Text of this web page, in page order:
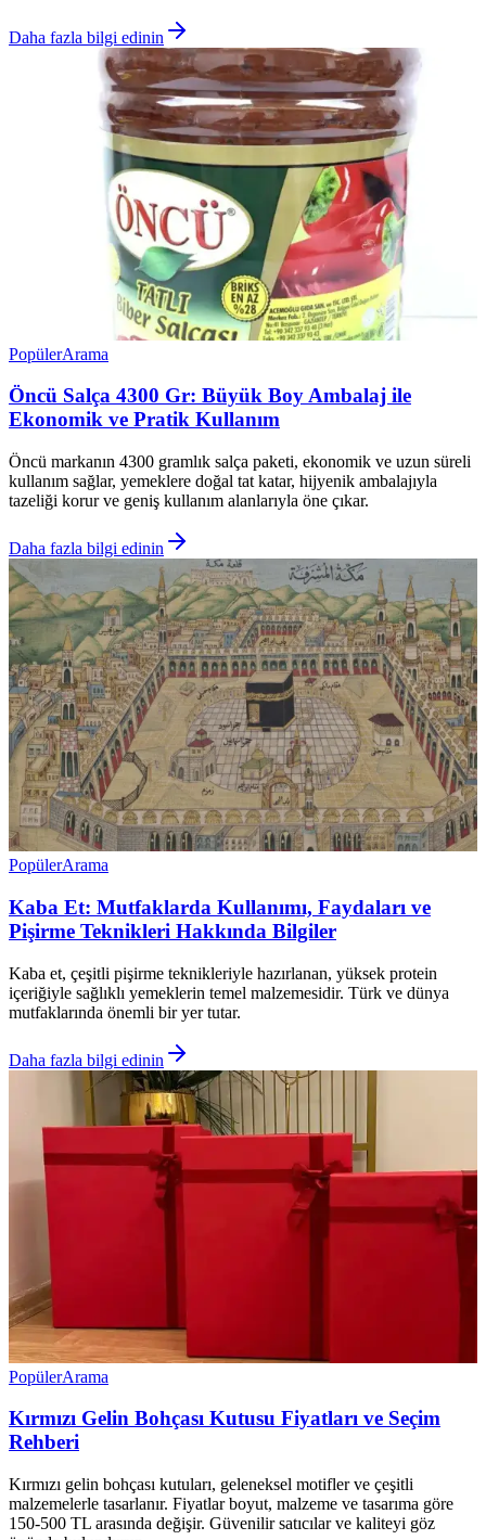
Daha fazla bilgi edinin
PopülerArama
Öncü Salça 4300 Gr: Büyük Boy Ambalaj ile
Ekonomik ve Pratik Kullanım
Öncü markanın 4300 gramlık salça paketi, ekonomik ve uzun süreli
kullanım sağlar, yemeklere doğal tat katar, hijyenik ambalajıyla
tazeliği korur ve geniş kullanım alanlarıyla öne çıkar.
Daha fazla bilgi edinin
PopülerArama
Kaba Et: Mutfaklarda Kullanımı, Faydaları ve
Pişirme Teknikleri Hakkında Bilgiler
Kaba et, çeşitli pişirme teknikleriyle hazırlanan, yüksek protein
içeriğiyle sağlıklı yemeklerin temel malzemesidir. Türk ve dünya
mutfaklarında önemli bir yer tutar.
Daha fazla bilgi edinin
PopülerArama
Kırmızı Gelin Bohçası Kutusu Fiyatları ve Seçim
Rehberi
Kırmızı gelin bohçası kutuları, geleneksel motifler ve çeşitli
malzemelerle tasarlanır. Fiyatlar boyut, malzeme ve tasarıma göre
150-500 TL arasında değişir. Güvenilir satıcılar ve kaliteyi göz